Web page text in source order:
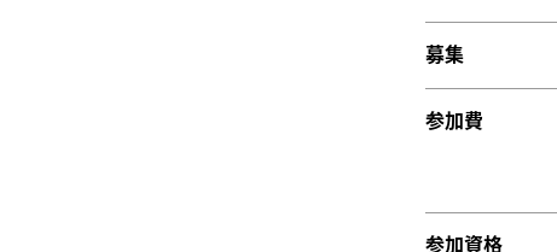
募集
参加費
参加資格